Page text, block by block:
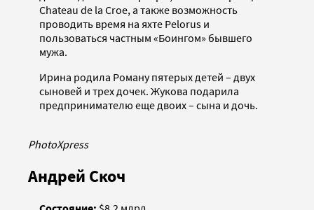
Сhateau de la Croe, а также возможность
проводить время на яхте Pelorus и
пользоваться частным «Боингом» бывшего
мужа.
Ирина родила Роману пятерых детей – двух
сыновей и трех дочек. Жукова подарила
предпринимателю еще двоих – сына и дочь.
PhotoXpress
Андрей Скоч